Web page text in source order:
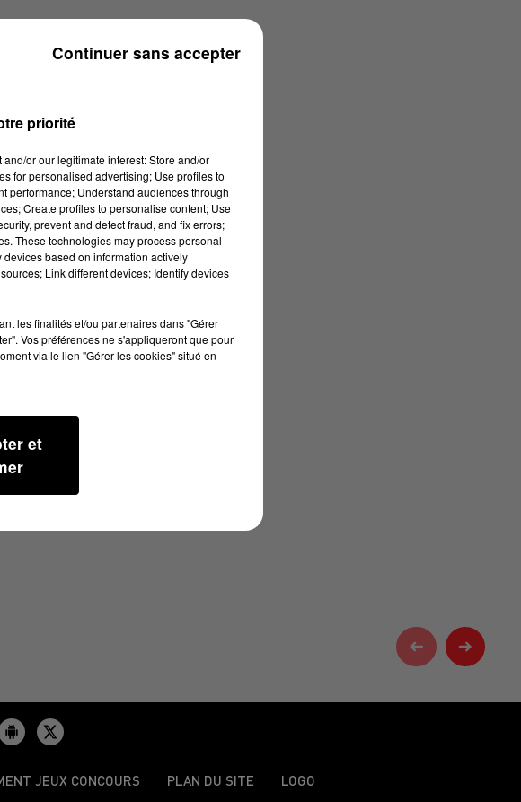
JEUX CONCOURS PLAN DU SITE LOGO
priorité
or our legitimate interest: Store and/or
for personalised advertising; Use profiles to
performance; Understand audiences through
Create profiles to personalise content; Use
prevent and detect fraud, and fix errors;
These technologies may process personal
based on information actively
Link different devices; Identify devices
les finalités et/ou partenaires dans "Gérer
Vos préférences ne s'appliqueront que pour
via le lien "Gérer les cookies" situé en
et
Continuer sans accepter